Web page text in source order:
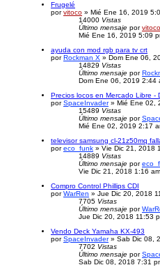
Frugelé
porvitoco » Mié Ene 16, 2019
14000 Vistas
Último mensaje porvitoco
Mié Ene 16, 2019 5:09
ayuda con mod rgb para tv crt
porRockman X » Dom Ene 06,
14829 Vistas
Último mensaje por
Dom Ene 06, 2019 2:44
Precios locos en Mercado Libre -
porSpaceInvader» Mié Ene 02,
15489 Vistas
Último mensaje por
Mié Ene 02, 2019 2:17
televisor samsung cl-21z50mq
poreco_funk » Vie Dic 21, 2018
14889 Vistas
Último mensaje por
Vie Dic 21, 2018 1:16 am
Compro Control Phillips CDI
porWarRen » Jue Dic 20, 2018
7705 Vistas
Último mensaje por
Jue Dic 20, 2018 11:53
Vendo Deck Yamaha KX-493
porSpaceInvader» Sab Dic 08,
7702 Vistas
Último mensaje por
Sab Dic 08, 2018 7:31